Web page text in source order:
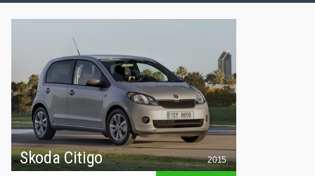
Skoda Citigo 2015